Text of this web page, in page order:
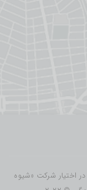
اختیار شرکت «شیوه